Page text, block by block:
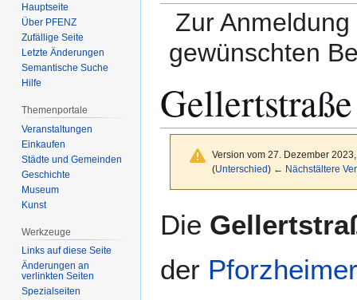
Zur
gewünschten
Gellertstraße
Version vom 27. Dezember
(Unterschied) ← Nächstältere
Navigation
Suche
Die
der Pforzheimer
Hauptseite
Über PFENZ
Zufällige Seite
Letzte Änderungen
Semantische Suche
Hilfe
Themenportale
Veranstaltungen
Einkaufen
Städte und Gemeinden
Geschichte
Museum
Kunst
Werkzeuge
Links auf diese Seite
Änderungen an
verlinkten Seiten
Spezialseiten